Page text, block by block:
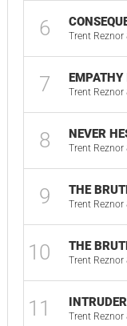
6 Trent Reznor
7 EMPATHY
Trent Reznor
8 NEVER
Trent Reznor
9 THE
Trent Reznor
10 THE
Trent Reznor
11 INTRUDER
Trent Reznor